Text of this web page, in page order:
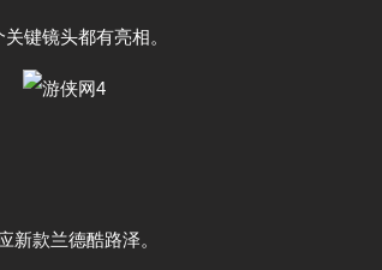
键镜头都有亮相。
新款兰德酷路泽。